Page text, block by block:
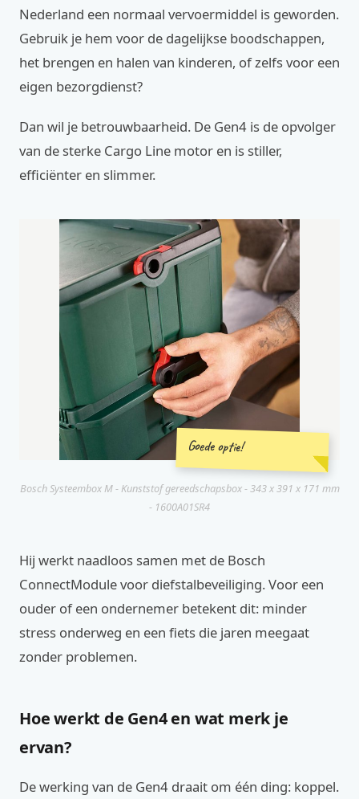
Nederland een normaal vervoermiddel is geworden.
Gebruik je hem voor de dagelijkse boodschappen,
het brengen en halen van kinderen, of zelfs voor een
eigen bezorgdienst?
Dan wil je betrouwbaarheid. De Gen4 is de opvolger
van de sterke Cargo Line motor en is stiller,
efficiënter en slimmer.
Goede optie!
Bosch Systeembox M - Kunststof gereedschapsbox - 343 x 391 x 171 mm
- 1600A01SR4
Hij werkt naadloos samen met de Bosch
ConnectModule voor diefstalbeveiliging. Voor een
ouder of een ondernemer betekent dit: minder
stress onderweg en een fiets die jaren meegaat
zonder problemen.
Hoe werkt de Gen4 en wat merk je
ervan?
De werking van de Gen4 draait om één ding: koppel.